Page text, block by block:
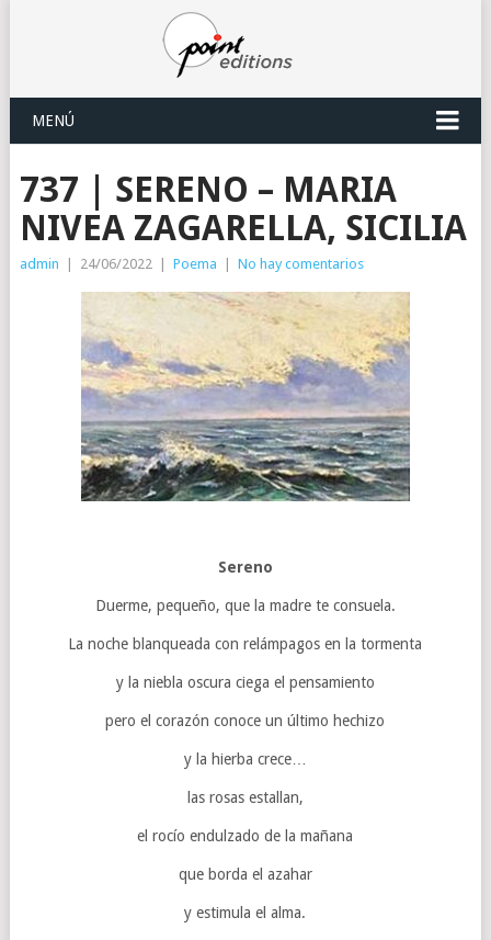
MENÚ
737 | SERENO – MARIA
NIVEA ZAGARELLA, SICILIA
admin 24/06/2022 Poema No hay comentarios
Sereno
Duerme, pequeño, que la madre te consuela.
La noche blanqueada con relámpagos en la tormenta
y la niebla oscura ciega el pensamiento
pero el corazón conoce un último hechizo
y la hierba crece…
las rosas estallan,
el rocío endulzado de la mañana
que borda el azahar
y estimula el alma.